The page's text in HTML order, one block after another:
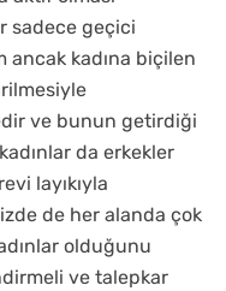
sadece geçici
kadına biçilen
ve bunun getirdiği
da erkekler
layıkıyla
de her alanda çok
olduğunu
ve talepkar